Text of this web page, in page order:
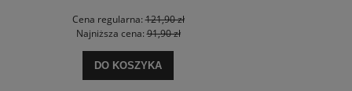
Cena regularna:121,90 zł
Najniższa cena:91,90 zł
DO KOSZYKA